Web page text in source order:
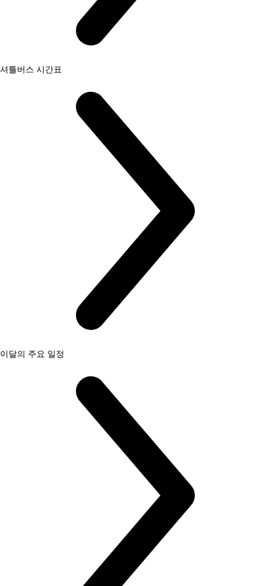
셔틀버스 시간표
이달의 주요 일정